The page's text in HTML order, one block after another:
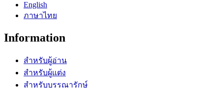
English
ภาษาไทย
Information
สำหรับผู้อ่าน
สำหรับผู้แต่ง
สำหรับบรรณารักษ์